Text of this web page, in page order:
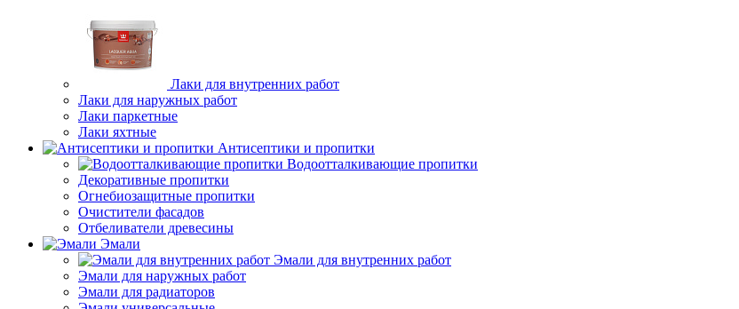
Лаки для внутренних работ
Лаки для наружных работ
Лаки паркетные
Лаки яхтные
Антисептики и пропитки
Водоотталкивающие пропитки
Декоративные пропитки
Огнебиозащитные пропитки
Очистители фасадов
Отбеливатели древесины
Эмали
Эмали для внутренних работ
Эмали для наружных работ
Эмали для радиаторов